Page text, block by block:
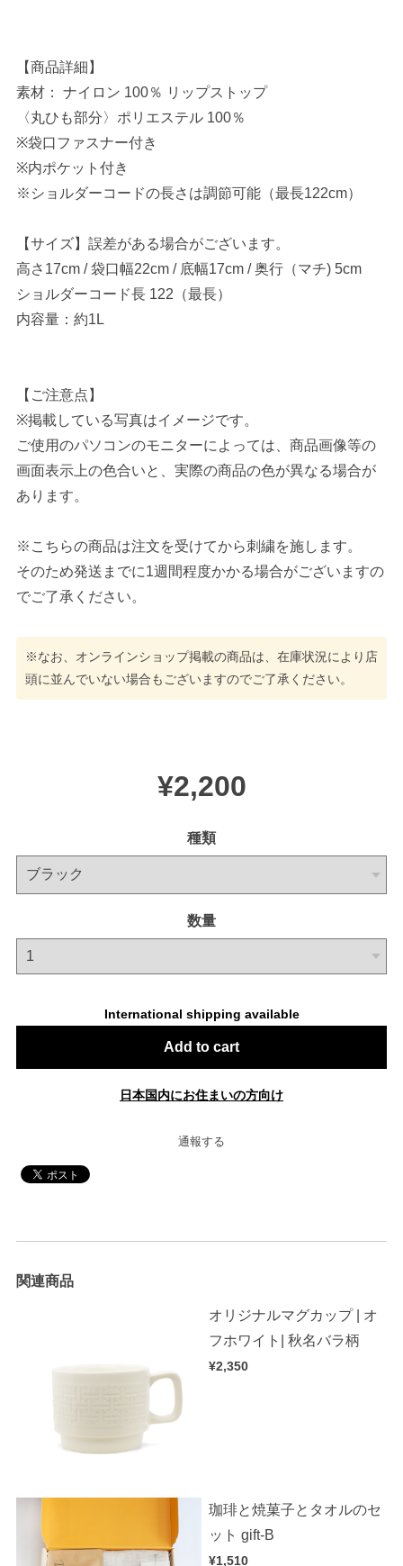
【商品詳細】
素材： ナイロン 100％ リップストップ
〈丸ひも部分〉ポリエステル 100％
※袋口ファスナー付き
※内ポケット付き
※ショルダーコードの長さは調節可能（最長122cm）
【サイズ】誤差がある場合がございます。
高さ17cm / 袋口幅22cm / 底幅17cm / 奥行（マチ) 5cm
ショルダーコード長 122（最長）
内容量：約1L
【ご注意点】
※掲載している写真はイメージです。
ご使用のパソコンのモニターによっては、商品画像等の
画面表示上の色合いと、実際の商品の色が異なる場合が
あります。
※こちらの商品は注文を受けてから刺繍を施します。
そのため発送までに1週間程度かかる場合がございますの
でご了承ください。
※なお、オンラインショップ掲載の商品は、在庫状況により店
頭に並んでいない場合もございますのでご了承ください。
¥2,200
種類
数量
International shipping available
Add to cart
日本国内にお住まいの方向け
通報する
関連商品
オリジナルマグカップ | オ
フホワイト| 秋名バラ柄
¥2,350
珈琲と焼菓子とタオルのセ
ット gift-B
¥1,510